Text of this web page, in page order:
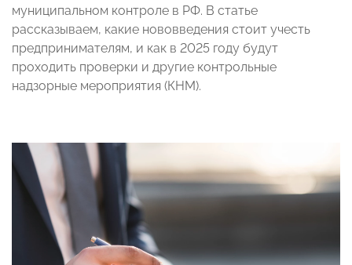
муниципальном контроле в РФ. В статье
рассказываем, какие нововведения стоит учесть
предпринимателям, и как в 2025 году будут
проходить проверки и другие контрольные
надзорные мероприятия (КНМ).